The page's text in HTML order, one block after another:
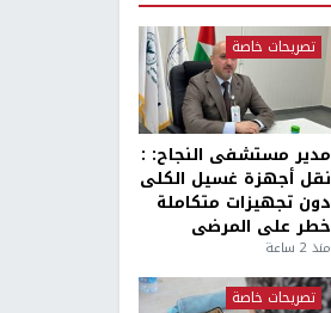
تصريحات خاصة
مدير مستشفى النجاح: :
نقل أجهزة غسيل الكلى
دون تجهيزات متكاملة
خطر على المرضى
منذ 2 ساعة
تصريحات خاصة